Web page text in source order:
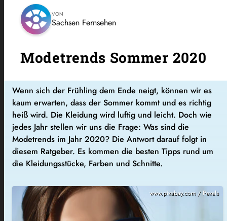
VON
Sachsen Fernsehen
Modetrends Sommer 2020
Wenn sich der Frühling dem Ende neigt, können wir es
kaum erwarten, dass der Sommer kommt und es richtig
heiß wird. Die Kleidung wird luftig und leicht. Doch wie
jedes Jahr stellen wir uns die Frage: Was sind die
Modetrends im Jahr 2020? Die Antwort darauf folgt in
diesem Ratgeber. Es kommen die besten Tipps rund um
die Kleidungsstücke, Farben und Schnitte.
www.pixabay.com / Pexels